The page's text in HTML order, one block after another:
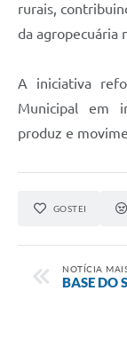
rurais,
da agropecuária
A iniciativa
Municipal em
produz e
GOSTEI
NOTÍCIA
BASE DO